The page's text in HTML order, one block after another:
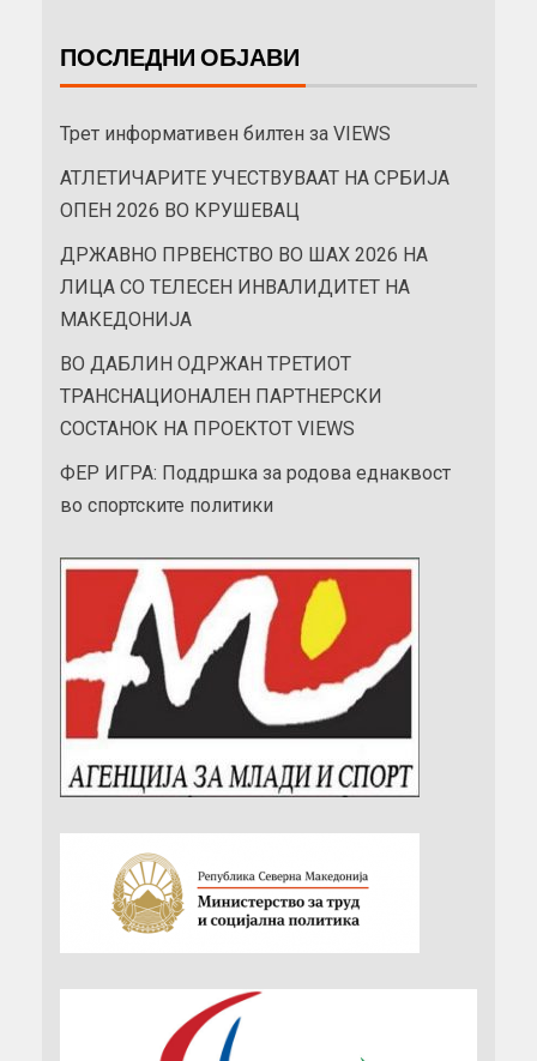
ПОСЛЕДНИ ОБЈАВИ
Трет информативен билтен за VIEWS
АТЛЕТИЧАРИТЕ УЧЕСТВУВААТ НА СРБИЈА
ОПЕН 2026 ВО КРУШЕВАЦ
ДРЖАВНО ПРВЕНСТВО ВО ШАХ 2026 НА
ЛИЦА СО ТЕЛЕСЕН ИНВАЛИДИТЕТ НА
МАКЕДОНИЈА
ВО ДАБЛИН ОДРЖАН ТРЕТИОТ
ТРАНСНАЦИОНАЛЕН ПАРТНЕРСКИ
СОСТАНОК НА ПРОЕКТОТ VIEWS
ФЕР ИГРА: Поддршка за родова еднаквост
во спортските политики